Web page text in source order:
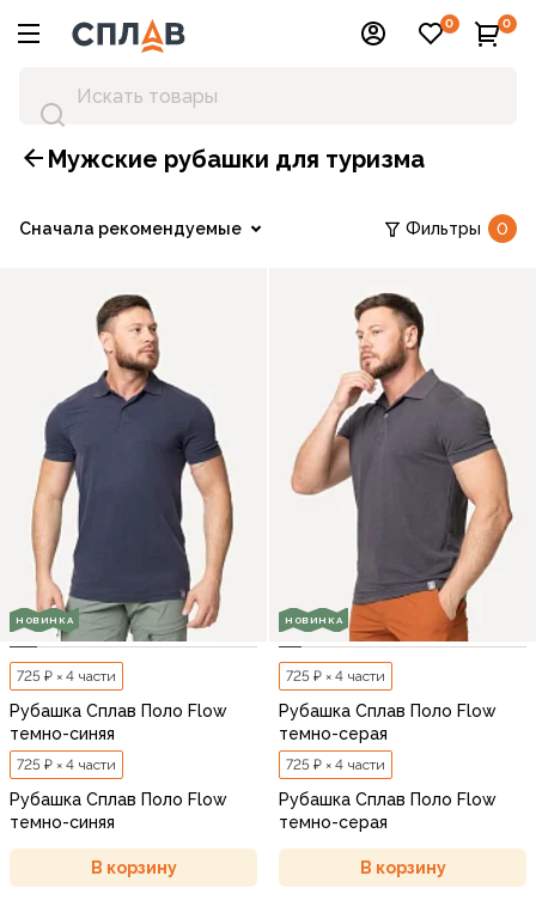
0 0
Мужские рубашки для туризма
Сначала рекомендуемые Фильтры 0
НОВИНКА
725 ₽ × 4 части
Рубашка Сплав Поло Flow
темно-синяя
725 ₽ × 4 части
Рубашка Сплав Поло Flow
темно-синяя
В корзину
НОВИНКА
725 ₽ × 4 части
Рубашка Сплав Поло Flow
темно-серая
725 ₽ × 4 части
Рубашка Сплав Поло Flow
темно-серая
В корзину